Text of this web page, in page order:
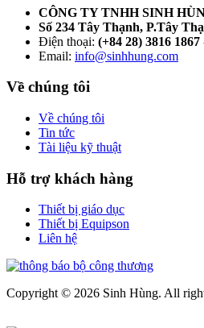
CÔNG TY TNHH SINH
Số 234 Tây Thạnh, P.Tây
Điện thoại: (+84 28) 3816 1867
Email: info@sinhhung.com
Về chúng tôi
Về chúng tôi
Tin tức
Tài liệu kỹ thuật
Hỗ trợ khách hàng
Thiết bị giáo dục
Thiết bị Equipson
Liên hệ
Copyright © 2026 Sinh Hùng. All